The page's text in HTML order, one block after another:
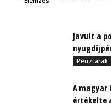
Javult a
Pénztárak
A magyar
értékelte